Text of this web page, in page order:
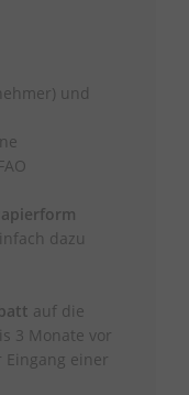
und
dazu
auf die
3 Monate vor
einer